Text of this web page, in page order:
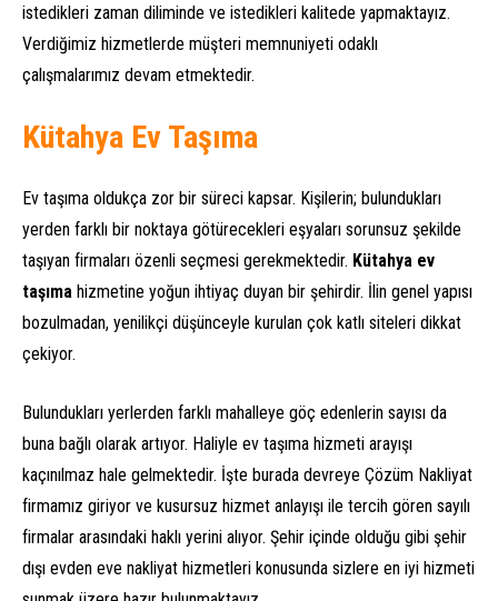
istedikleri zaman diliminde ve istedikleri kalitede yapmaktayız.
Verdiğimiz hizmetlerde müşteri memnuniyeti odaklı
çalışmalarımız devam etmektedir.
Kütahya Ev Taşıma
Ev taşıma oldukça zor bir süreci kapsar. Kişilerin; bulundukları
yerden farklı bir noktaya götürecekleri eşyaları sorunsuz şekilde
taşıyan firmaları özenli seçmesi gerekmektedir. Kütahya ev
taşıma hizmetine yoğun ihtiyaç duyan bir şehirdir. İlin genel yapısı
bozulmadan, yenilikçi düşünceyle kurulan çok katlı siteleri dikkat
çekiyor.
Bulundukları yerlerden farklı mahalleye göç edenlerin sayısı da
buna bağlı olarak artıyor. Haliyle ev taşıma hizmeti arayışı
kaçınılmaz hale gelmektedir. İşte burada devreye Çözüm Nakliyat
firmamız giriyor ve kusursuz hizmet anlayışı ile tercih gören sayılı
firmalar arasındaki haklı yerini alıyor. Şehir içinde olduğu gibi şehir
dışı evden eve nakliyat hizmetleri konusunda sizlere en iyi hizmeti